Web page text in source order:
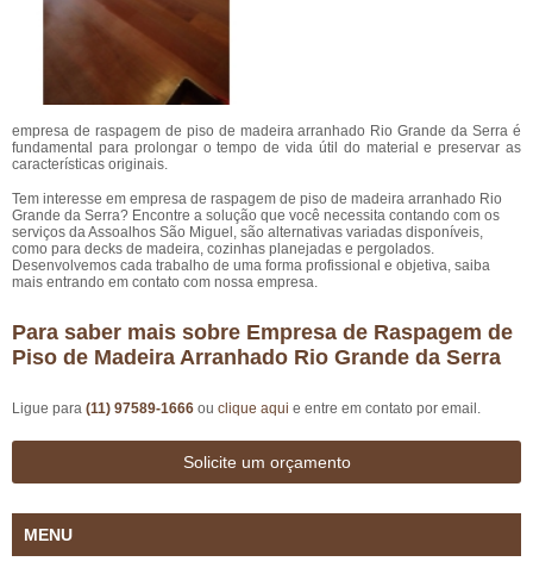
empresa de raspagem de piso de madeira arranhado Rio Grande da Serra é
fundamental para prolongar o tempo de vida útil do material e preservar as
características originais.
Tem interesse em empresa de raspagem de piso de madeira arranhado Rio
Grande da Serra? Encontre a solução que você necessita contando com os
serviços da Assoalhos São Miguel, são alternativas variadas disponíveis,
como para decks de madeira, cozinhas planejadas e pergolados.
Desenvolvemos cada trabalho de uma forma profissional e objetiva, saiba
mais entrando em contato com nossa empresa.
Para saber mais sobre Empresa de Raspagem de
Piso de Madeira Arranhado Rio Grande da Serra
Ligue para (11) 97589-1666 ou clique aqui e entre em contato por email.
Solicite um orçamento
MENU